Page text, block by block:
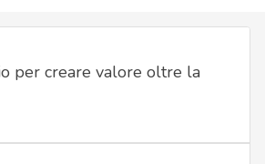
per creare valore oltre la